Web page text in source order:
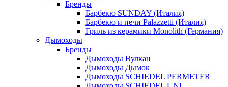
Бренды
Барбекю SUNDAY (Италия)
Барбекю и печи Palazzetti (Италия)
Гриль из керамики Monolith (Германия)
Дымоходы
Бренды
Дымоходы Вулкан
Дымоходы Дымок
Дымоходы SCHIEDEL PERMETER